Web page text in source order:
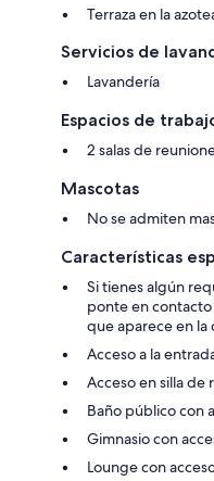
Terraza en la
Servicios de
Lavandería
Espacios de
2 salas de
Mascotas
No se admiten
Características
Si tienes algún
ponte en
que aparece en la
Acceso a la
Acceso en silla
Baño público con
Gimnasio con
Lounge con